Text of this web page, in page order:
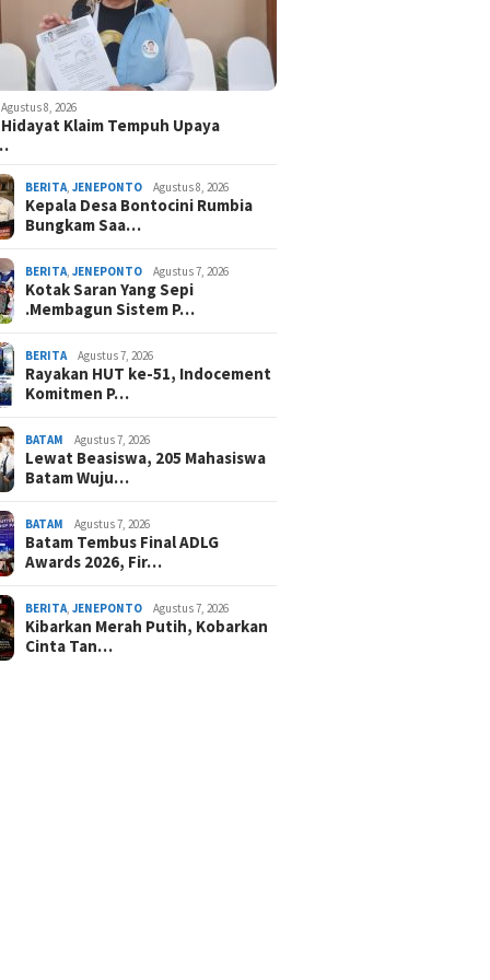
Agustus 8, 2026
Klaim Tempuh Upaya
BERITA ,JENEPONTO Agustus 8, 2026
Kepala Desa Bontocini Rumbia
Bungkam Saa…
BERITA ,JENEPONTO Agustus 7, 2026
Kotak Saran Yang Sepi
.Membagun Sistem P…
BERITA Agustus 7, 2026
Rayakan HUT ke-51, Indocement
Komitmen P…
BATAM Agustus 7, 2026
Lewat Beasiswa, 205 Mahasiswa
Batam Wuju…
BATAM Agustus 7, 2026
Batam Tembus Final ADLG
Awards 2026, Fir…
BERITA ,JENEPONTO Agustus 7, 2026
Kibarkan Merah Putih, Kobarkan
Cinta Tan…